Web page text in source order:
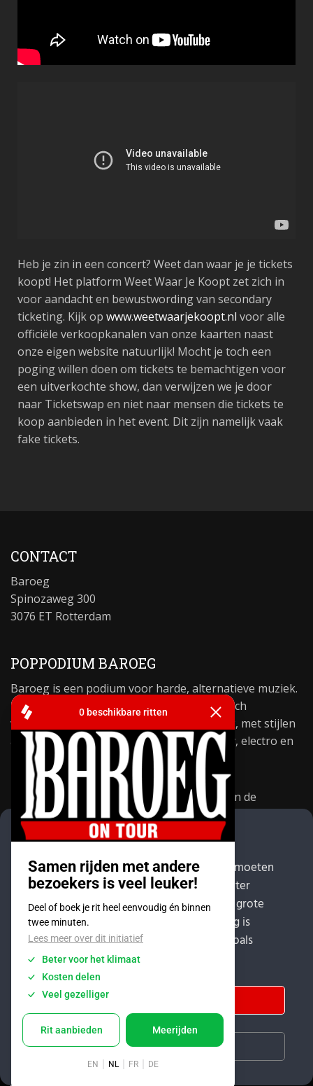
Heb je zin in een concert? Weet dan waar je je tickets
koopt! Het platform Weet Waar Je Koopt zet zich in
voor aandacht en bewustwording van secondary
ticketing. Kijk op www.weetwaarjekoopt.nl voor alle
officiële verkoopkanalen van onze kaarten naast
onze eigen website natuurlijk! Mocht je toch een
poging willen doen om tickets te bemachtigen voor
een uitverkochte show, dan verwijzen we je door
naar Ticketswap en niet naar mensen die tickets te
koop aanbieden in het event. Dit zijn namelijk vaak
fake tickets.
CONTACT
Baroeg
Spinozaweg 300
3076 ET Rotterdam
POPPODIUM BAROEG
Baroeg is een podium voor harde, alternatieve muziek.
De programmering van het podium richt zich
voornamelijk op harde alternatieve muziek, met stijlen
als rock, metal, hardcore, punk, psychobilly, electro en
industrial.
Baroeg speelt al jaren een belangrijke rol in de
culturele sector van Rotterdam. In 1981 begon Baroeg
als open jongerencentrum en in 2021 bestond het
Algemeen:info@baroeg.nl
Bands & boeking: leon@baroeg.nl
Promotie & publiciteit: francis@baroeg.nl
Facturatie: invoice@baroeg.nl
Cookie instellingen
COOKIES
Om deze website goed te laten werken, moeten
we soms kleine bestanden op uw computer
zetten, zogenaamde cookies. De meeste grote
websites doen dit. De standaard instelling is
functionaliteit; waarbij alle onderdelen zoals
YouTube en spotify werken.
Instellingen aanpassen